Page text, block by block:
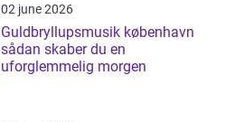
02 june 2026
Guldbryllupsmusik københavn
sådan skaber du en
uforglemmelig morgen